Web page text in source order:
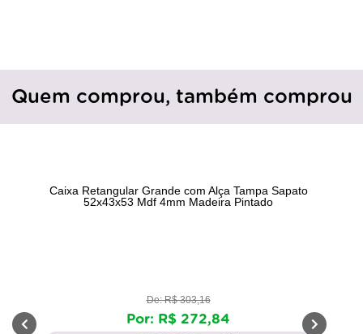
Quem comprou, também comprou
Caixa Retangular Grande com Alça Tampa Sapato
52x43x53 Mdf 4mm Madeira Pintado
De: R$ 303,16
Por: R$ 272,84